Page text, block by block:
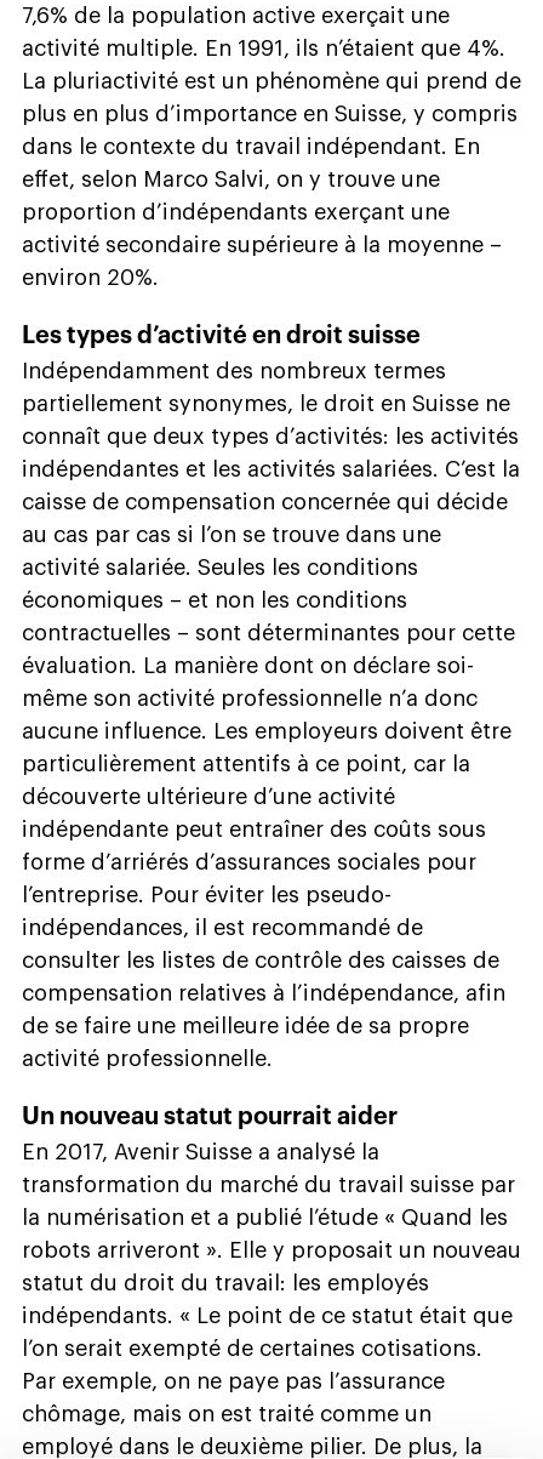
7,6% de la population active exerçait une
activité multiple. En 1991, ils n’étaient que 4%.
La pluriactivité est un phénomène qui prend de
plus en plus d’importance en Suisse, y compris
dans le contexte du travail indépendant. En
effet, selon Marco Salvi, on y trouve une
proportion d’indépendants exerçant une
activité secondaire supérieure à la moyenne –
environ 20%.
Les types d’activité en droit suisse
Indépendamment des nombreux termes
partiellement synonymes, le droit en Suisse ne
connaît que deux types d’activités: les activités
indépendantes et les activités salariées. C’est la
caisse de compensation concernée qui décide
au cas par cas si l’on se trouve dans une
activité salariée. Seules les conditions
économiques – et non les conditions
contractuelles – sont déterminantes pour cette
évaluation. La manière dont on déclare soi-
même son activité professionnelle n’a donc
aucune influence. Les employeurs doivent être
particulièrement attentifs à ce point, car la
découverte ultérieure d’une activité
indépendante peut entraîner des coûts sous
forme d’arriérés d’assurances sociales pour
l’entreprise. Pour éviter les pseudo-
indépendances, il est recommandé de
consulter les listes de contrôle des caisses de
compensation relatives à l’indépendance, afin
de se faire une meilleure idée de sa propre
activité professionnelle.
Un nouveau statut pourrait aider
En 2017, Avenir Suisse a analysé la
transformation du marché du travail suisse par
la numérisation et a publié l’étude « Quand les
robots arriveront ». Elle y proposait un nouveau
statut du droit du travail: les employés
indépendants. « Le point de ce statut était que
l’on serait exempté de certaines cotisations.
Par exemple, on ne paye pas l’assurance
chômage, mais on est traité comme un
employé dans le deuxième pilier. De plus, la